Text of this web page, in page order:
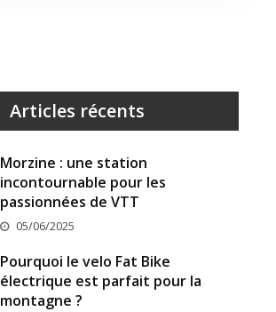
Articles récents
Morzine : une station
incontournable pour les
passionnées de VTT
05/06/2025
Pourquoi le velo Fat Bike
électrique est parfait pour la
montagne ?